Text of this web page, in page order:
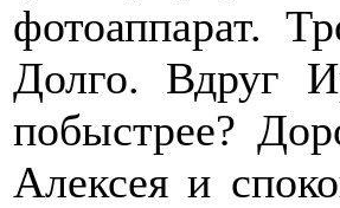
фотоаппарат.
Долго. Вдруг
побыстрее?
Алексея и